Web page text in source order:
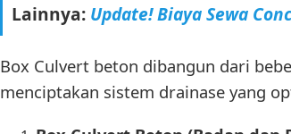
Lainnya: Update! Biaya Sewa
Box Culvert beton dibangun dari
menciptakan sistem drainase yang